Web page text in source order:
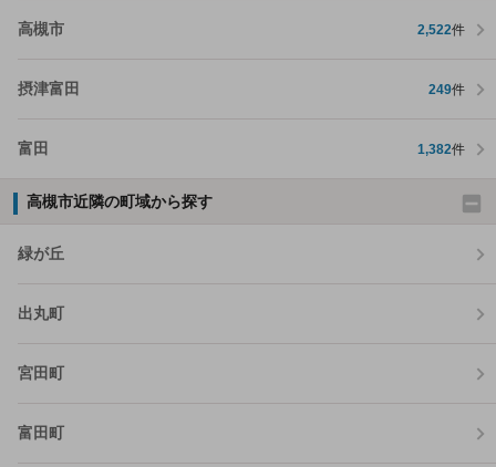
高槻市 2,522件
摂津富田 249件
富田 1,382件
高槻市近隣の町域から探す
緑が丘
出丸町
宮田町
富田町